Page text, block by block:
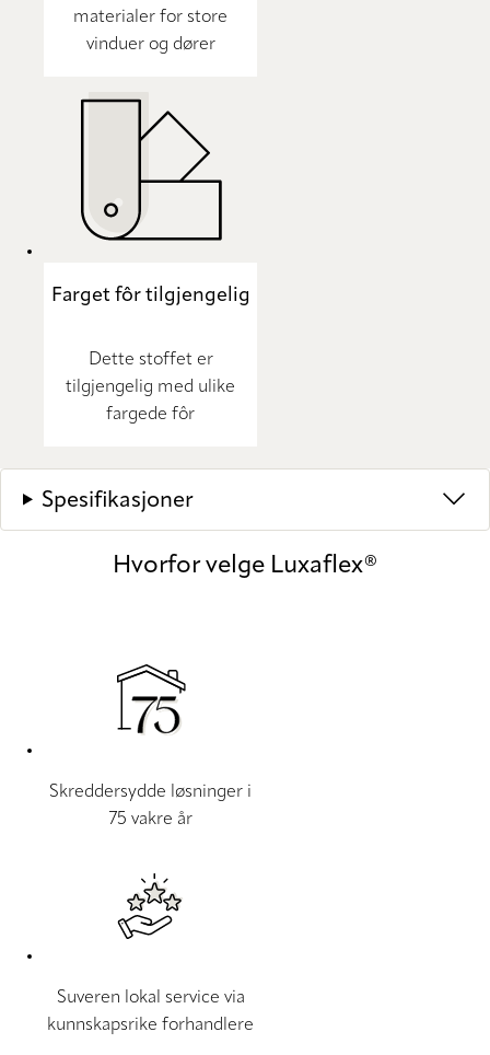
materialer for store
vinduer og dører
Farget fôr tilgjengelig
Dette stoffet er
tilgjengelig med ulike
fargede fôr
Spesifikasjoner
Hvorfor velge Luxaflex®
Skreddersydde løsninger i
75 vakre år
Suveren lokal service via
kunnskapsrike forhandlere